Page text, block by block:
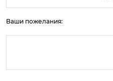
Ваши пожелания: